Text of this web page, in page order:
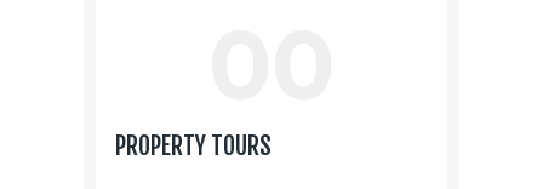
PROPERTY TOURS